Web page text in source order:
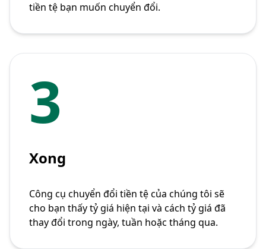
tiền tệ bạn muốn chuyển đổi.
3
Xong
Công cụ chuyển đổi tiền tệ của chúng tôi sẽ
cho bạn thấy tỷ giá hiện tại và cách tỷ giá đã
thay đổi trong ngày, tuần hoặc tháng qua.